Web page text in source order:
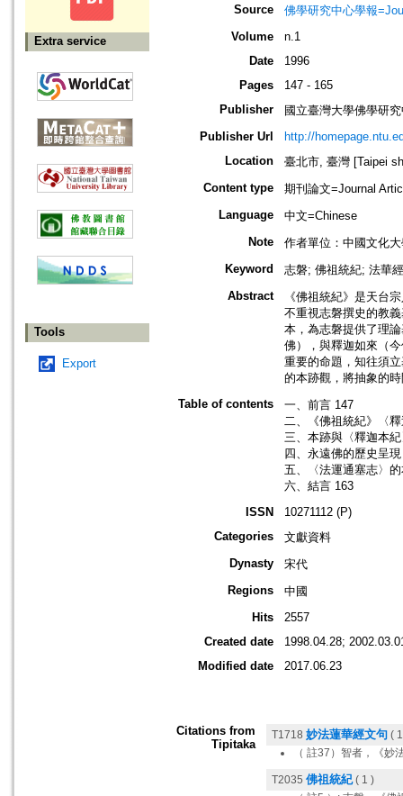
Extra service
Tools
Export
Source
佛學研究中心學報
Volume
n.1
Date
1996
Pages
147 - 165
Publisher
國立臺灣大學佛學研
Publisher Url
http://
Location
臺北市, 臺灣 [Taipei
Content type
期刊論文=Journal
Language
中文=Chinese
Note
作者單位：中國文化
Keyword
志磐; 佛祖統紀; 法華
Abstract
《佛祖統紀》是天台
不重視志磐撰史的教
本，為志磐提供了理
佛），與釋迦如來（
重要的命題，知往須
的本跡觀，將抽象的
Table of contents
一、前言 147
二、《佛祖統紀》〈
三、本跡與〈釋迦本
四、永遠佛的歷史呈
五、〈法運通塞志〉
六、結言 163
ISSN
10271112 (P)
Categories
文獻資料
Dynasty
宋代
Regions
中國
Hits
2557
Created date
1998.04.28;
Modified date
2017.06.23
Citations from
Tipitaka
T1718 妙法蓮華經文句 (
（ 註37）智者，《妙
T2035 佛祖統紀( 1 )